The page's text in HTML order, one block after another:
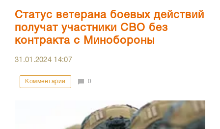
Статус ветерана боевых действий
получат участники СВО без
контракта с Минобороны
31.01.2024 14:07
Комментарии 0